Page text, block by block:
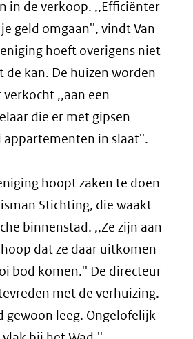
in de verkoop. ,,Efficiënter
geld omgaan'', vindt Van
hoeft overigens niet
de kan. De huizen worden
,,aan een
die er met gipsen
appartementen in slaat''.
hoopt zaken te doen
Stichting, die waakt
binnenstad. ,,Ze zijn aan
dat ze daar uitkomen
bod komen.'' De directeur
met de verhuizing.
gewoon leeg. Ongelofelijk